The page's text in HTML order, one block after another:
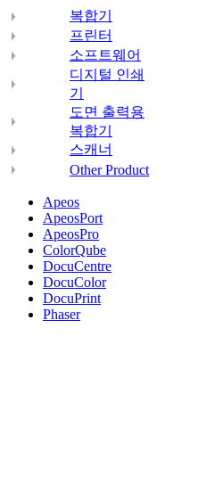
복합기
프린터
소프트웨어
디지털 인쇄
기
도면 출력용
복합기
스캐너
Other Product
Apeos
ApeosPort
ApeosPro
ColorQube
DocuCentre
DocuColor
DocuPrint
Phaser